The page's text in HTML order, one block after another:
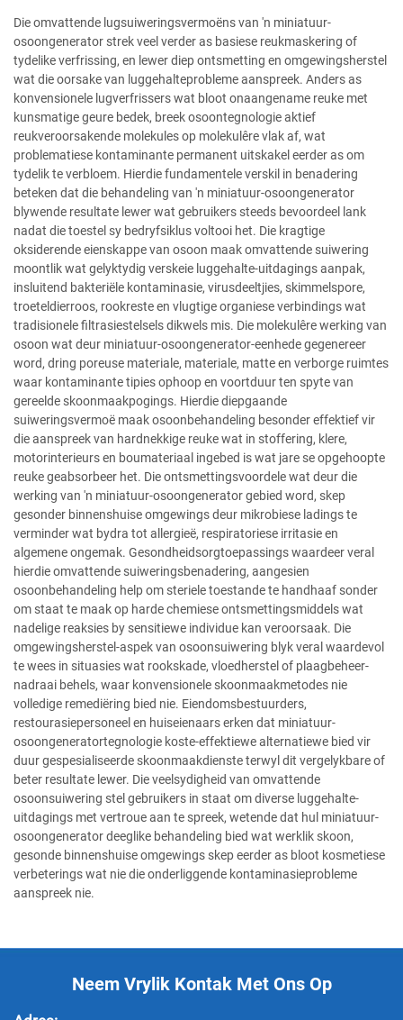
Die omvattende lugsuiweringsvermoëns van 'n miniatuur-
osoongenerator strek veel verder as basiese reukmaskering of
tydelike verfrissing, en lewer diep ontsmetting en omgewingsherstel
wat die oorsake van luggehalteprobleme aanspreek. Anders as
konvensionele lugverfrissers wat bloot onaangename reuke met
kunsmatige geure bedek, breek osoontegnologie aktief
reukveroorsakende molekules op molekulêre vlak af, wat
problematiese kontaminante permanent uitskakel eerder as om
tydelik te verbloem. Hierdie fundamentele verskil in benadering
beteken dat die behandeling van 'n miniatuur-osoongenerator
blywende resultate lewer wat gebruikers steeds bevoordeel lank
nadat die toestel sy bedryfsiklus voltooi het. Die kragtige
oksiderende eienskappe van osoon maak omvattende suiwering
moontlik wat gelyktydig verskeie luggehalte-uitdagings aanpak,
insluitend bakteriële kontaminasie, virusdeeltjies, skimmelspore,
troeteldierroos, rookreste en vlugtige organiese verbindings wat
tradisionele filtrasiestelsels dikwels mis. Die molekulêre werking van
osoon wat deur miniatuur-osoongenerator-eenhede gegenereer
word, dring poreuse materiale, materiale, matte en verborge ruimtes
waar kontaminante tipies ophoop en voortduur ten spyte van
gereelde skoonmaakpogings. Hierdie diepgaande
suiweringsvermoë maak osoonbehandeling besonder effektief vir
die aanspreek van hardnekkige reuke wat in stoffering, klere,
motorinterieurs en boumateriaal ingebed is wat jare se opgehoopte
reuke geabsorbeer het. Die ontsmettingsvoordele wat deur die
werking van 'n miniatuur-osoongenerator gebied word, skep
gesonder binnenshuise omgewings deur mikrobiese ladings te
verminder wat bydra tot allergieë, respiratoriese irritasie en
algemene ongemak. Gesondheidsorgtoepassings waardeer veral
hierdie omvattende suiweringsbenadering, aangesien
osoonbehandeling help om steriele toestande te handhaaf sonder
om staat te maak op harde chemiese ontsmettingsmiddels wat
nadelige reaksies by sensitiewe individue kan veroorsaak. Die
omgewingsherstel-aspek van osoonsuiwering blyk veral waardevol
te wees in situasies wat rookskade, vloedherstel of plaagbeheer-
nadraai behels, waar konvensionele skoonmaakmetodes nie
volledige remediëring bied nie. Eiendomsbestuurders,
restourasiepersoneel en huiseienaars erken dat miniatuur-
osoongeneratortegnologie koste-effektiewe alternatiewe bied vir
duur gespesialiseerde skoonmaakdienste terwyl dit vergelykbare of
beter resultate lewer. Die veelsydigheid van omvattende
osoonsuiwering stel gebruikers in staat om diverse luggehalte-
uitdagings met vertroue aan te spreek, wetende dat hul miniatuur-
osoongenerator deeglike behandeling bied wat werklik skoon,
gesonde binnenshuise omgewings skep eerder as bloot kosmetiese
verbeterings wat nie die onderliggende kontaminasieprobleme
aanspreek nie.
Neem Vrylik Kontak Met Ons Op